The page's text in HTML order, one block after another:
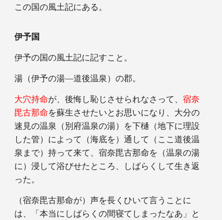
この国の風土記にある。
伊予国
伊予の国の風土記に記すこと。
湯（伊予の湯―道後温泉）の郡。
大穴持命が、後悔し恥じさせられなさって、宿奈
毘古那命を蘇生させたいとお思いになり、大分の
速見の温泉（別府温泉の湯）を下樋（地下に理設
した管）によって（海底を）通して（ここ道後温
泉まで）持って来て、宿奈毘古那命を（温泉の湯
に）浸して浴びせたところ、しばらくして生き返
った。
（宿奈毘古那命が）声を長くひいて言うことに
は、「本当にしばらくの間寝てしまったなあ」と